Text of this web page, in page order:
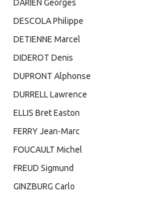
DARIEN Georges
DESCOLA Philippe
DETIENNE Marcel
DIDEROT Denis
DUPRONT Alphonse
DURRELL Lawrence
ELLIS Bret Easton
FERRY Jean-Marc
FOUCAULT Michel
FREUD Sigmund
GINZBURG Carlo